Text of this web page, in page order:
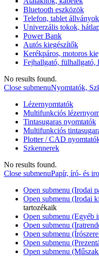
Bluetooth eszközök
Telefon, tablet állványok
Univerzális tokok,
Power Bank
Autós kiegészítők
Kerékpáros, motoros
Fejhallgató, fülhallgató,
No results found.
Close submenuNyomtatók,
Lézernyomtatók
Multifunkciós
Tintasugaras nyomtatók
Multifunkciós
Plotter / CAD
Szkennerek
No results found.
Close submenuPapír, író- és
Open submenu (Irodai
Open submenu (Irodai
tartozékaik
Open submenu (Egyéb
Open submenu
Open submenu
Open submenu
Open submenu